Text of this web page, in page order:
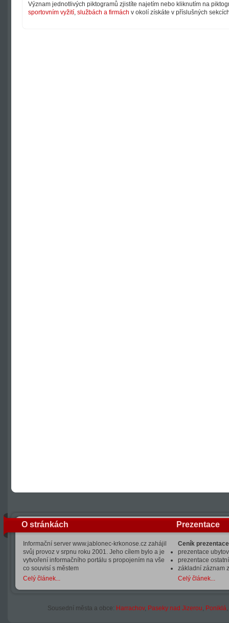
Význam jednotlivých piktogramů zjistíte najetím nebo kliknutím na
sportovním vyžití, službách a firmách v okolí získáte v příslušných
O stránkách
Informační server www.jablonec-krkonose.cz zahájil
svůj provoz v srpnu roku 2001. Jeho cílem bylo a je
vytvoření informačního portálu s propojením na vše
co souvisí s městem
Celý článek...
Prezentace
Ceník
prezentace
prezentace
základní záznam
Celý článek...
Sousední města a obce: Harrachov, Paseky nad Jizerou, Poniklá,